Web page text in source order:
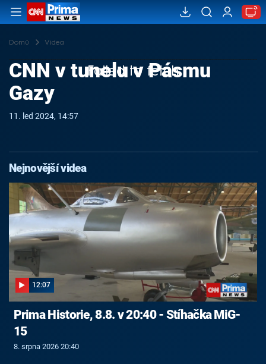
Domů Videa
Failed to fetch
CNN v tunelu v Pásmu
Gazy
11. led 2024, 14:57
Nejnovější videa
12:07
Prima Historie, 8.8. v 20:40 - Stíhačka MiG-
15
8. srpna 2026 20:40